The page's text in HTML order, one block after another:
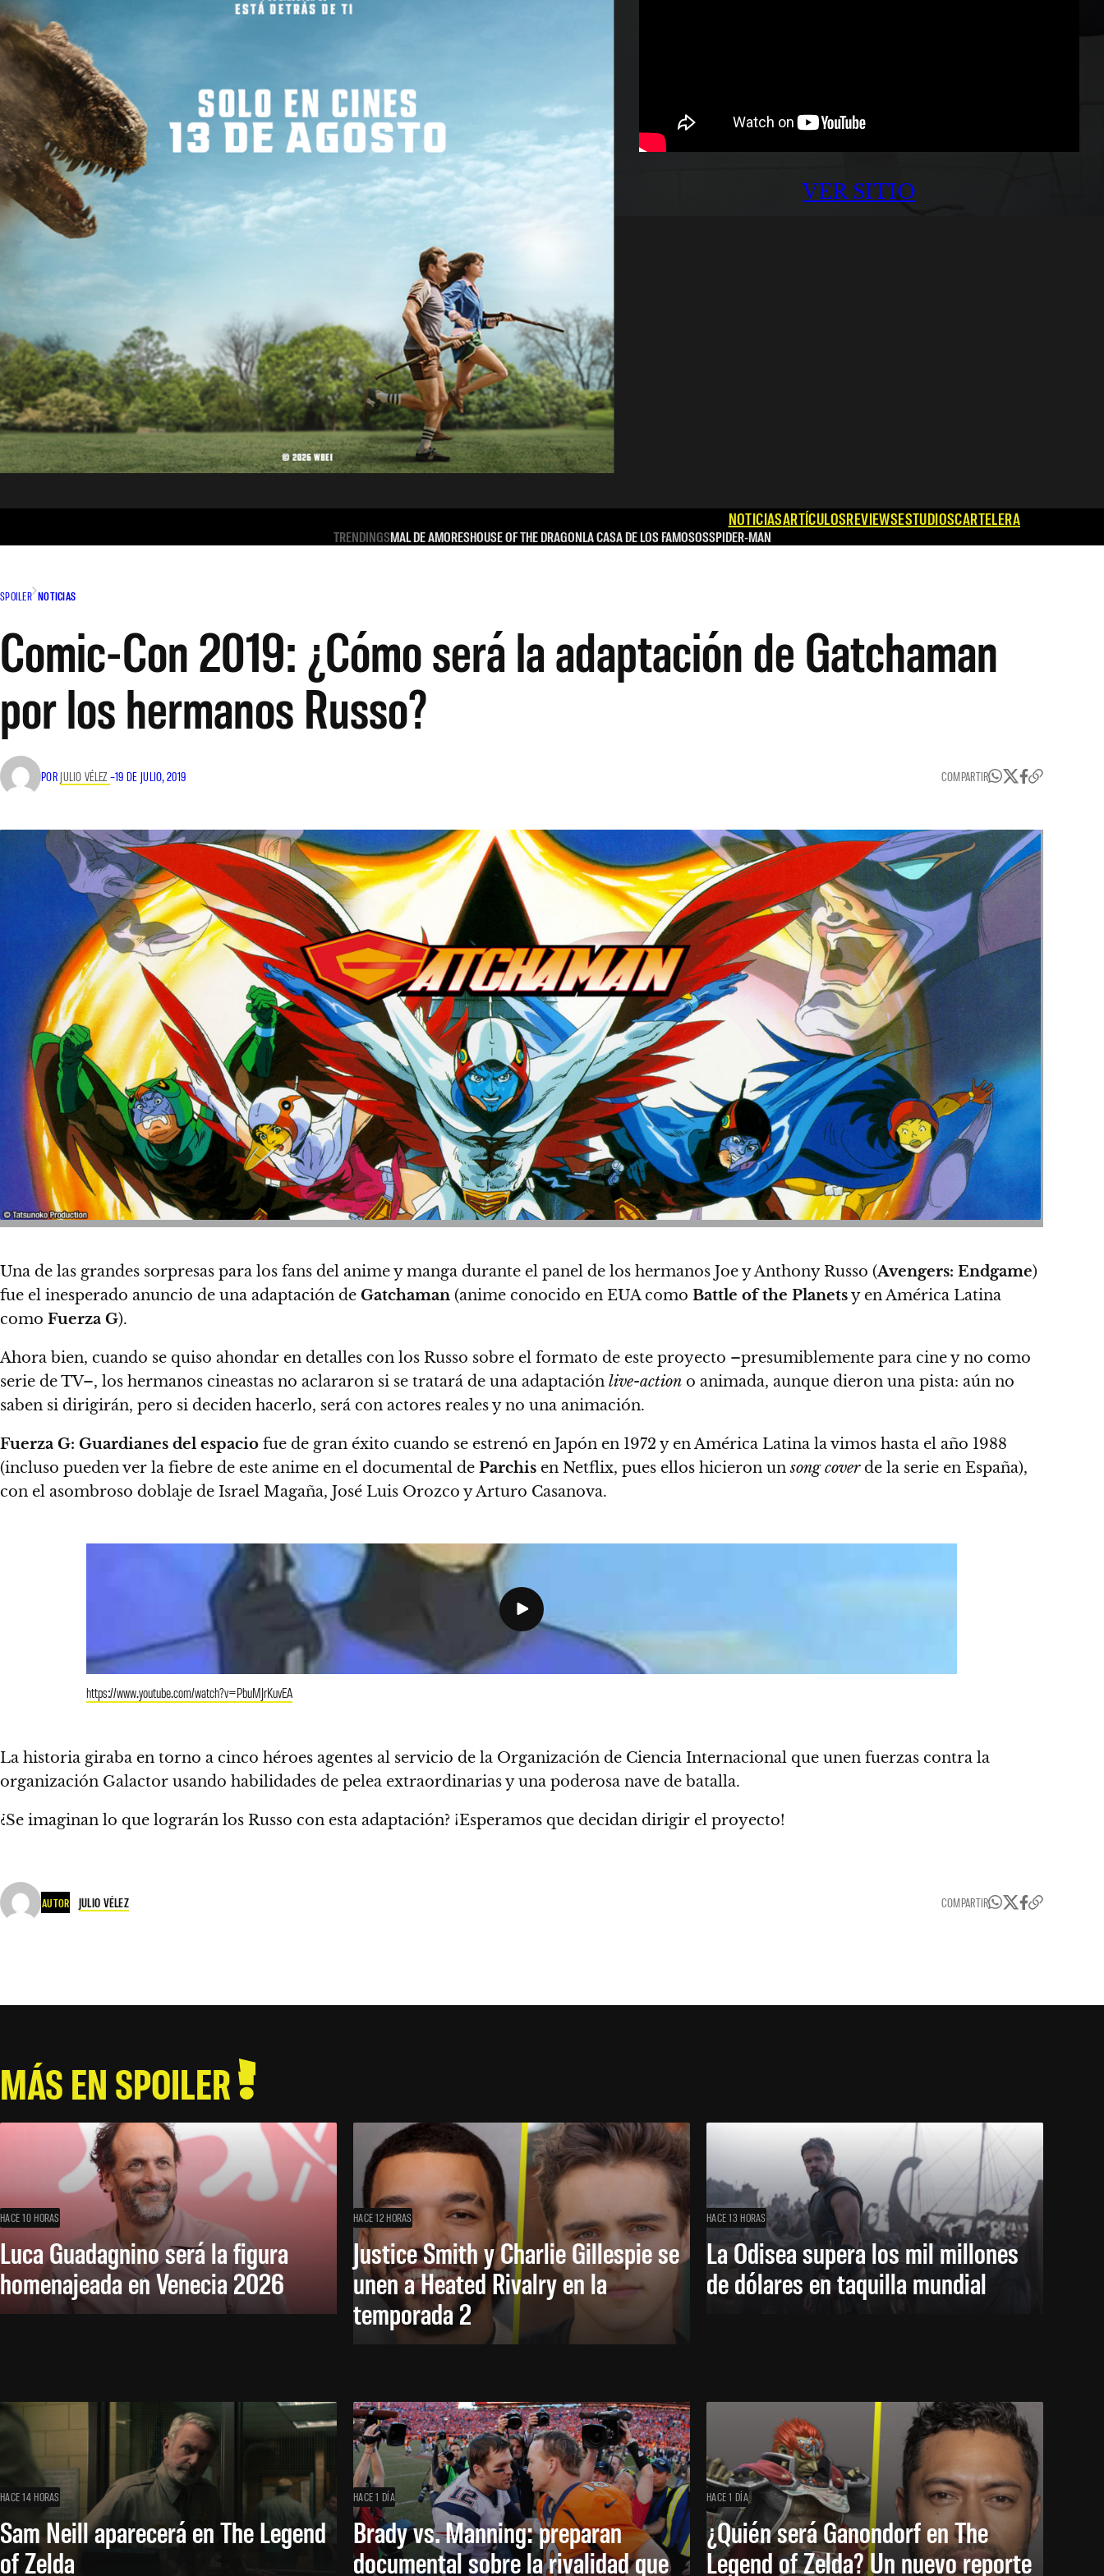
VER SITIO
NOTICIASARTÍCULOSREVIEWSESTUDIOSCARTELERA
TRENDINGSMAL DE AMORESHOUSE OF THE DRAGONLA CASA DE LOS FAMOSOSSPIDER-MAN
SPOILER NOTICIAS
Comic-Con 2019: ¿Cómo será la adaptación de Gatchaman
por los hermanos Russo?
POR JULIO VÉLEZ –19 DE JULIO, 2019 COMPARTIR
Una de las grandes sorpresas para los fans del anime y manga durante el panel de los hermanos Joe y Anthony Russo (Avengers: Endgame)
fue el inesperado anuncio de una adaptación de Gatchaman (anime conocido en EUA como Battle of the Planetsy en América Latina
como Fuerza G).
Ahora bien, cuando se quiso ahondar en detalles con los Russo sobre el formato de este proyecto –presumiblemente para cine y no como
serie de TV–, los hermanos cineastas no aclararon si se tratará de una adaptación live-action o animada, aunque dieron una pista: aún no
saben si dirigirán, pero si deciden hacerlo, será con actores realesy no una animación.
Fuerza G: Guardianes del espacio fue de gran éxito cuando se estrenó en Japón en 1972 y en América Latina la vimos hasta el año 1988
(incluso pueden ver la fiebre de este anime en el documental de Parchis en Netflix, pues ellos hicieron unsong coverde la serie en España),
con el asombroso doblaje de Israel Magaña, José Luis Orozco y Arturo Casanova.
https://www.youtube.com/watch?v=PbuMJrKuvEA
La historia giraba en torno a cinco héroes agentes al servicio de la Organización de Ciencia Internacional que unen fuerzas contra la
organización Galactor usando habilidades de pelea extraordinarias y una poderosa nave de batalla.
¿Se imaginan lo que lograrán los Russo con esta adaptación? ¡Esperamos que decidan dirigir el proyecto!
AUTOR JULIO VÉLEZ COMPARTIR
MÁS EN SPOILER
HACE 10 HORAS
Luca Guadagnino será la figura
homenajeada en Venecia 2026
HACE 12 HORAS
Justice Smith y Charlie Gillespie se
unen a Heated Rivalry en la
temporada 2
HACE 13 HORAS
La Odisea supera los mil millones
de dólares en taquilla mundial
HACE 14 HORAS
Sam Neill aparecerá en The Legend
of Zelda
HACE 1 DÍA
Brady vs. Manning: preparan
documental sobre la rivalidad que
HACE 1 DÍA
¿Quién será Ganondorf en The
Legend of Zelda? Un nuevo reporte